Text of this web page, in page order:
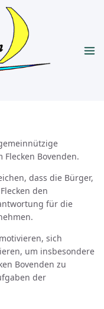
Bovenden.
dass die Bürger,
den
für die
sich
um insbesondere
Bovenden zu
der